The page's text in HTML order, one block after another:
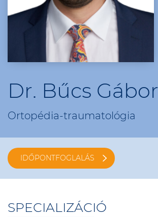
Dr. Bűcs Gábor
Ortopédia-traumatológia
IDŐPONTFOGLALÁS
SPECIALIZÁCIÓ